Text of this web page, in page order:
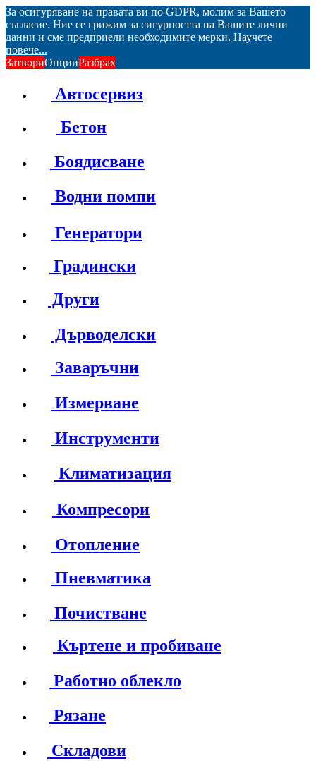
За осигуряване на правата ви по GDPR, молим за Вашето
съгласие. Ние се грижим за сигурността на Вашите лични
данни и сме предприели необходимите мерки. Научете
повече...
ЗатвориОпцииРазбрах
Автосервиз
Бетон
Боядисване
Водни помпи
Генератори
Градински
Други
Дърводелски
Заваръчни
Измерване
Инструменти
Климатизация
Компресори
Отопление
Пневматика
Почистване
Къртене и пробиване
Работно облекло
Рязане
Складови